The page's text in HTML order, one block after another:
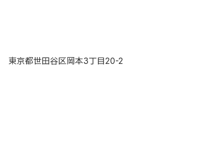
東京都世田谷区岡本3丁目20-2